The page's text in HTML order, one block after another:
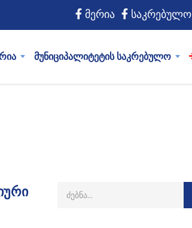
მერია საკრებულო
მუნიციპალიტეტის საკრებულო